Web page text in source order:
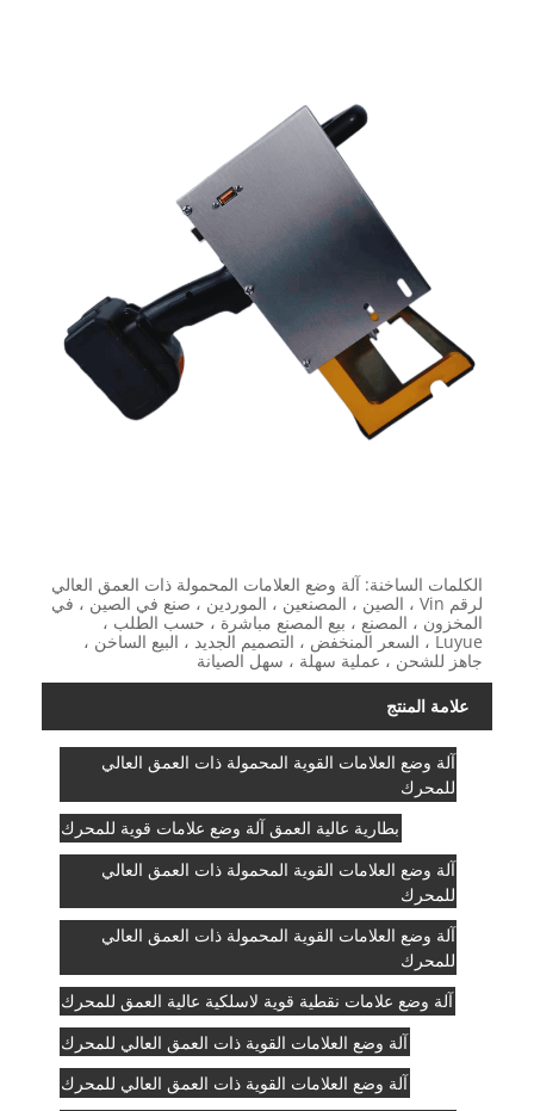
الكلمات الساخنة: آلة وضع العلامات المحمولة ذات العمق العالي
لرقم Vin ، الصين ، المصنعين ، الموردين ، صنع في الصين ، في
المخزون ، المصنع ، بيع المصنع مباشرة ، حسب الطلب ،
Luyue ، السعر المنخفض ، التصميم الجديد ، البيع الساخن ،
جاهز للشحن ، عملية سهلة ، سهل الصيانة
علامة المنتج
آلة وضع العلامات القوية المحمولة ذات العمق العالي
للمحرك
بطارية عالية العمق آلة وضع علامات قوية للمحرك
آلة وضع العلامات القوية المحمولة ذات العمق العالي
للمحرك
آلة وضع العلامات القوية المحمولة ذات العمق العالي
للمحرك
آلة وضع علامات نقطية قوية لاسلكية عالية العمق للمحرك
آلة وضع العلامات القوية ذات العمق العالي للمحرك
آلة وضع العلامات القوية ذات العمق العالي للمحرك